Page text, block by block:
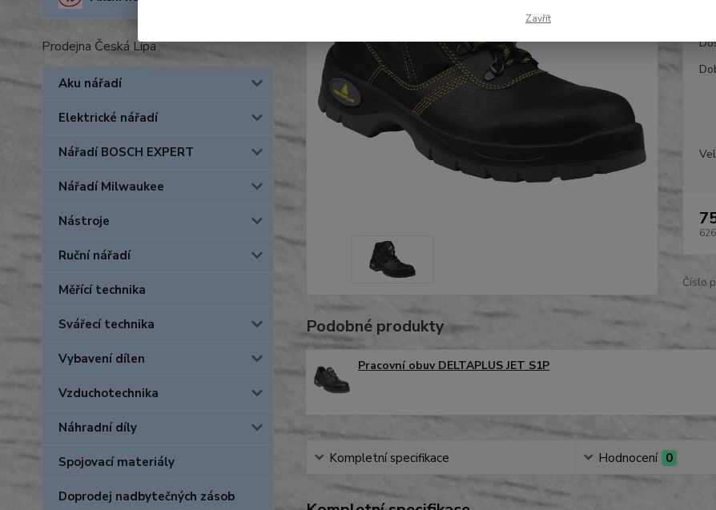
Prodejna Česká Lípa
Aku nářadí
Elektrické nářadí
Nářadí BOSCH EXPERT
Nářadí Milwaukee
Nástroje
Ruční nářadí
Měřící technika
Svářecí technika
Vybavení dílen
Vzduchotechnika
Náhradní díly
Spojovací materiály
Doprodej nadbytečných zásob
Číslo
Podobné produkty
Pracovní obuv DELTAPLUS JET S1P
Kompletní specifikace Hodnocení 0
Zavřít